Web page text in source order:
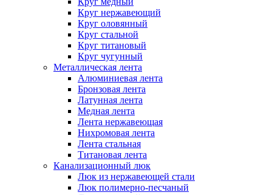
Круг нержавеющий
Круг оловянный
Круг стальной
Круг титановый
Круг чугунный
Металлическая лента
Алюминиевая лента
Бронзовая лента
Латунная лента
Медная лента
Лента нержавеющая
Нихромовая лента
Лента стальная
Титановая лента
Канализационный люк
Люк из нержавеющей стали
Люк полимерно-песчаный